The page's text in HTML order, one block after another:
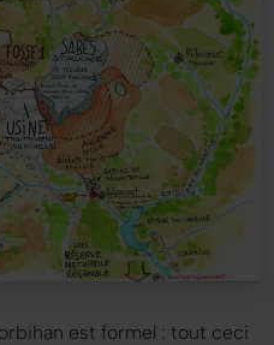
est formel : tout ceci